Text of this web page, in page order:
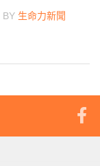
BY 生命力新聞